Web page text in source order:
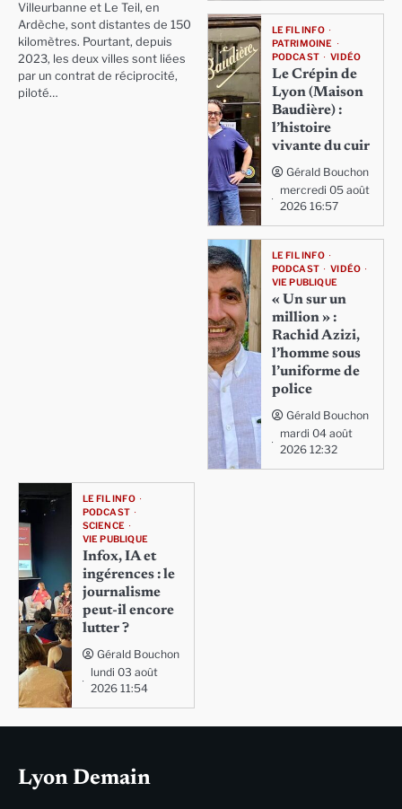
Villeurbanne et Le Teil, en
Ardèche, sont distantes de 150
kilomètres. Pourtant, depuis
2023, les deux villes sont liées
par un contrat de réciprocité,
piloté…
LE FIL INFO
PATRIMOINE
PODCAST
VIDÉO
Le Crépin de
Lyon (Maison
Baudière) :
l’histoire
vivante du cuir
Gérald Bouchon
mercredi 05 août
2026 16:57
LE FIL INFO
PODCAST
VIDÉO
VIE PUBLIQUE
« Un sur un
million » :
Rachid Azizi,
l’homme sous
l’uniforme de
police
Gérald Bouchon
mardi 04 août
2026 12:32
LE FIL INFO
PODCAST
SCIENCE
VIE PUBLIQUE
Infox, IA et
ingérences : le
journalisme
peut-il encore
lutter ?
Gérald Bouchon
lundi 03 août
2026 11:54
Lyon Demain